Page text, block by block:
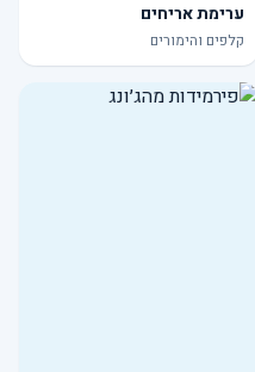
ערימת אריחים
קלפים והימורים